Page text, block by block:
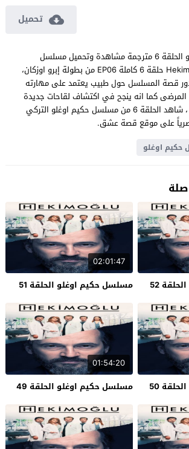
تحميل
مسلسل حكيم اوغلو الحلقة 6 مترجمة مشاهدة وتحميل مسلسل
“حكيم اوغلو” Hekimoğlu حلقة 6 كاملة EP06 من بطولة إبرو اوزكان،
قصة المسلسل حول طبيب يعتمد على مهارته
كما انه ينجح في اكتشاف لقاحات جديدة
تثير اهتمام الجميع ، شاهد الحلقة 6 من مسلسل حكيم اوغلو التركي
حصرياً على موقع قصة عشق.
اوغلو
52
02:01:47
مسلسل حكيم اوغلو الحلقة 51
50
01:54:20
مسلسل حكيم اوغلو الحلقة 49